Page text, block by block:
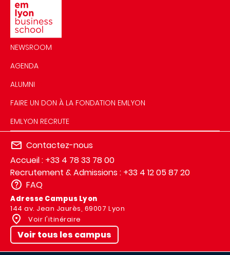
NEWSROOM
AGENDA
ALUMNI
FAIRE UN DON À LA FONDATION EMLYON
EMLYON RECRUTE
Contactez-nous
Accueil : +33 4 78 33 78 00
Recrutement & Admissions : +33 4 12 05 87 20
FAQ
Adresse Campus Lyon
144 av. Jean Jaurès, 69007 Lyon
Voir l'itinéraire
Voir tous les campus